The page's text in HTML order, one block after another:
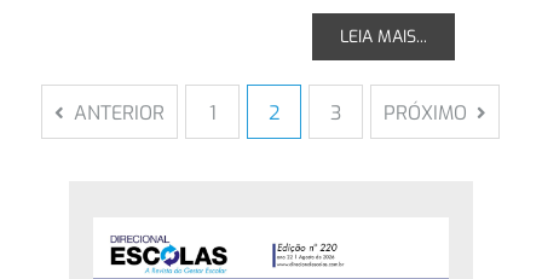
LEIA MAIS...
ANTERIOR 1 2 3 PRÓXIMO